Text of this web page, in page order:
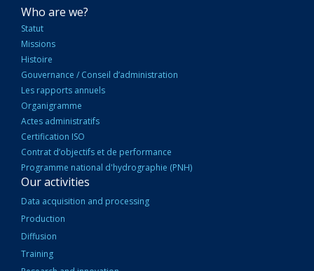
NAVIGATION
PRINCIPALE
Who are we?
Statut
Missions
Histoire
Gouvernance / Conseil d’administration
Les rapports annuels
Organigramme
Actes administratifs
Certification ISO
Contrat d’objectifs et de performance
Programme national d'hydrographie (PNH)
Our activities
Data acquisition and processing
Production
Diffusion
Training